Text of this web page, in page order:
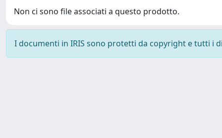
Non ci sono file associati a questo prodotto.
I documenti in IRIS sono protetti da copyright e tutti i